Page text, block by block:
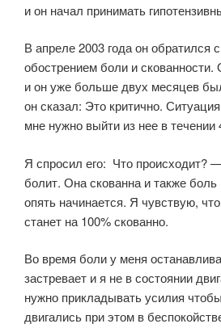
и он начал принимать
В апреле 2003 года он обратился
обострением боли и скованности.
и он уже больше двух месяцев
он сказал: Это критично.
мне нужно выйти из нее в течении
Я спросил его: Что происходит?
болит. Она скованна и также боль
опять начинается. Я чувствую,
станет на 100% скованно.
Во время боли у меня
застревает и я не в состоянии
нужно прикладывать усилия
двигались при этом в